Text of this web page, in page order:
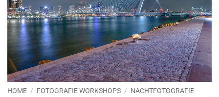
HOME / FOTOGRAFIE WORKSHOPS / NACHTFOTOGRAFIE